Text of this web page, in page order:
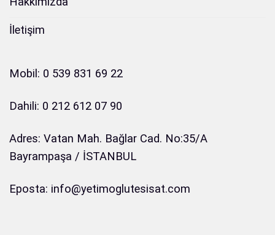
İletişim
Mobil: 0 539 831 69 22
Dahili: 0 212 612 07 90
Adres: Vatan Mah. Bağlar Cad. No:35/A
Bayrampaşa / İSTANBUL
Eposta: info@yetimoglutesisat.com